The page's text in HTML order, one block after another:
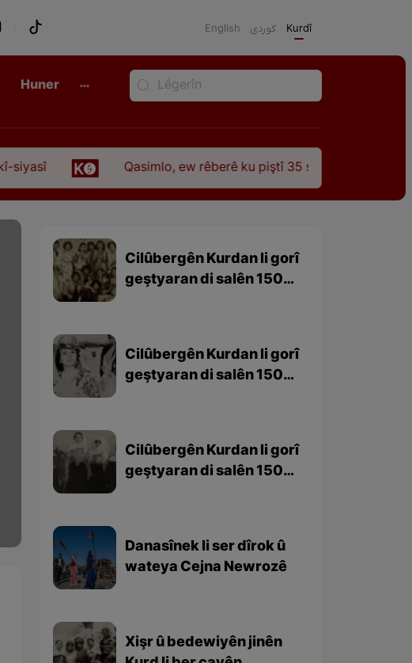
English كوردی Kurdî
Huner
Qasimlo, ew rêberê ku piştî 35 sal ji şehîdbûna wî hê jî rêbaza
Cilûbergên Kurdan li gorî
geştyaran di salên 1501-
Cilûbergên Kurdan li gorî
geştyaran di salên 1501-
Cilûbergên Kurdan li gorî
geştyaran di salên 1501-
Danasînek li ser dîrok û
wateya Cejna Newrozê
Xişr û bedewiyên jinên